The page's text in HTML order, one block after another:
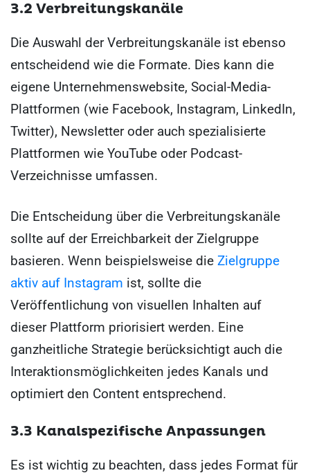
3.2 Verbreitungskanäle
Die Auswahl der Verbreitungskanäle ist ebenso
entscheidend wie die Formate. Dies kann die
eigene Unternehmenswebsite, Social-Media-
Plattformen (wie Facebook, Instagram, LinkedIn,
Twitter), Newsletter oder auch spezialisierte
Plattformen wie YouTube oder Podcast-
Verzeichnisse umfassen.
Die Entscheidung über die Verbreitungskanäle
sollte auf der Erreichbarkeit der Zielgruppe
basieren. Wenn beispielsweise die Zielgruppe
aktiv auf Instagram ist, sollte die
Veröffentlichung von visuellen Inhalten auf
dieser Plattform priorisiert werden. Eine
ganzheitliche Strategie berücksichtigt auch die
Interaktionsmöglichkeiten jedes Kanals und
optimiert den Content entsprechend.
3.3 Kanalspezifische Anpassungen
Es ist wichtig zu beachten, dass jedes Format für